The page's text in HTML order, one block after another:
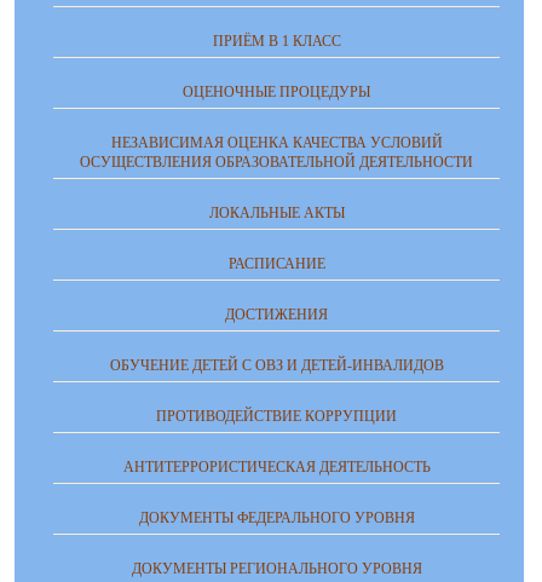
ПРИЁМ В 1 КЛАСС
ОЦЕНОЧНЫЕ ПРОЦЕДУРЫ
НЕЗАВИСИМАЯ ОЦЕНКА КАЧЕСТВА УСЛОВИЙ
ОСУЩЕСТВЛЕНИЯ ОБРАЗОВАТЕЛЬНОЙ ДЕЯТЕЛЬНОСТИ
ЛОКАЛЬНЫЕ АКТЫ
РАСПИСАНИЕ
ДОСТИЖЕНИЯ
ОБУЧЕНИЕ ДЕТЕЙ С ОВЗ И ДЕТЕЙ-ИНВАЛИДОВ
ПРОТИВОДЕЙСТВИЕ КОРРУПЦИИ
АНТИТЕРРОРИСТИЧЕСКАЯ ДЕЯТЕЛЬНОСТЬ
ДОКУМЕНТЫ ФЕДЕРАЛЬНОГО УРОВНЯ
ДОКУМЕНТЫ РЕГИОНАЛЬНОГО УРОВНЯ